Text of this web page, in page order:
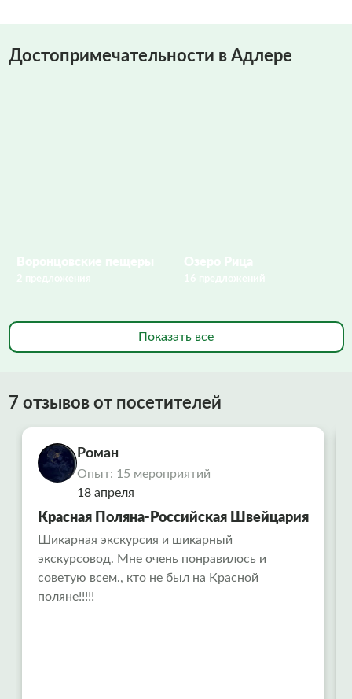
Достопримечательности в Адлере
Показать все
7 отзывов от посетителей
Роман
Опыт: 15 мероприятий
18 апреля
Красная Поляна-Российская Швейцария
Шикарная экскурсия и шикарный
экскурсовод. Мне очень понравилось и
советую всем., кто не был на Красной
поляне!!!!!